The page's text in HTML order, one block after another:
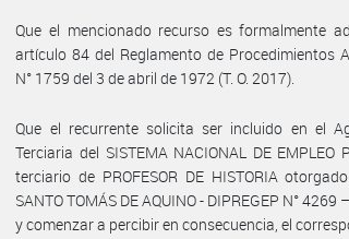
Que el mencionado recurso es formalmente
artículo 84 del Reglamento de Procedimientos
N° 1759 del 3 de abril de 1972 (T. O. 2017).
Que el recurrente solicita ser incluido en el
Terciaria del SISTEMA NACIONAL DE
terciario de PROFESOR DE HISTORIA
SANTO TOMÁS DE AQUINO - DIPREGEP N° 4269
y comenzar a percibir en consecuencia, el